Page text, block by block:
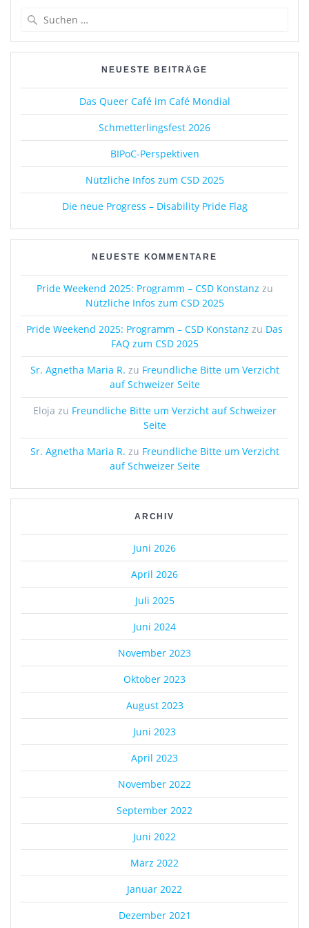
o
o
k
o
n
NEUESTE BEITRÄGE
Das Queer Café im Café Mondial
Schmetterlingsfest 2026
BIPoC-Perspektiven
Nützliche Infos zum CSD 2025
Die neue Progress – Disability Pride Flag
NEUESTE KOMMENTARE
Pride Weekend 2025: Programm – CSD Konstanz zu
Nützliche Infos zum CSD 2025
Pride Weekend 2025: Programm – CSD Konstanz zu Das
FAQ zum CSD 2025
Sr. Agnetha Maria R. zu Freundliche Bitte um Verzicht
auf Schweizer Seite
Eloja zu Freundliche Bitte um Verzicht auf Schweizer
Seite
Sr. Agnetha Maria R. zu Freundliche Bitte um Verzicht
auf Schweizer Seite
ARCHIV
Juni 2026
April 2026
Juli 2025
Juni 2024
November 2023
Oktober 2023
August 2023
Juni 2023
April 2023
November 2022
September 2022
Juni 2022
März 2022
Januar 2022
Dezember 2021